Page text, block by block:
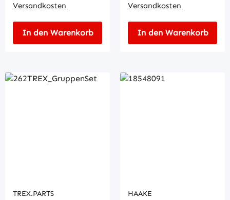
Versandkosten
In den Warenkorb
Versandkosten
In den Warenkorb
TREX.PARTS HAAKE